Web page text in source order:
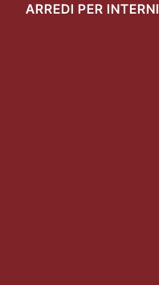
ARREDI PER INTERNI